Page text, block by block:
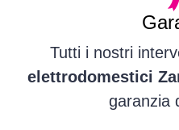
Tutti i nostri
elettrodomestici
garanzia